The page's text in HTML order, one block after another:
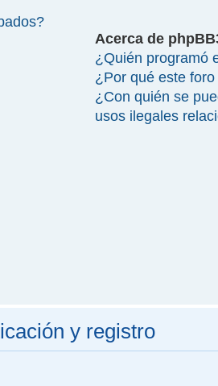
Acerca de
¿Quién programó
¿Por qué este
¿Con quién se
usos ilegales
y registro